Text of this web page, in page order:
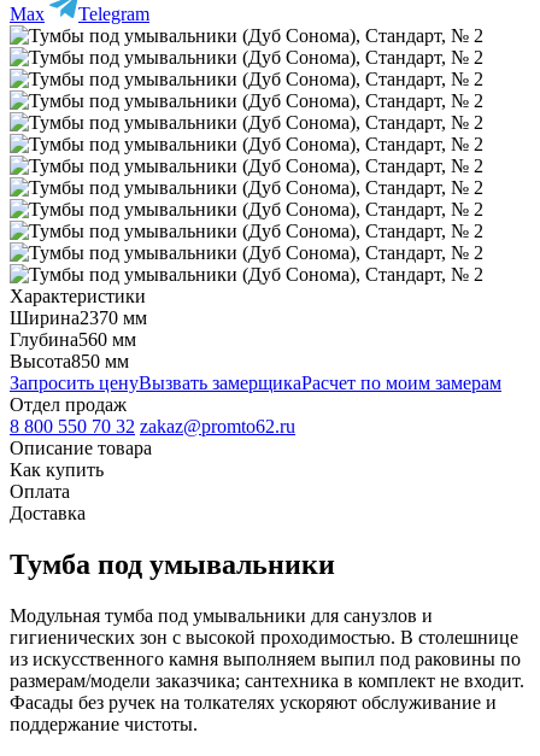
Max Telegram
Характеристики
Ширина2370 мм
Глубина560 мм
Высота850 мм
Запросить ценуВызвать замерщикаРасчет по моим замерам
Отдел продаж
8 800 550 70 32 zakaz@promto62.ru
Описание товара
Как купить
Оплата
Доставка
Тумба под умывальники
Модульная тумба под умывальники для санузлов и
гигиенических зон с высокой проходимостью. В столешнице
из искусственного камня выполняем выпил под раковины по
размерам/модели заказчика; сантехника в комплект не входит.
Фасады без ручек на толкателях ускоряют обслуживание и
поддержание чистоты.